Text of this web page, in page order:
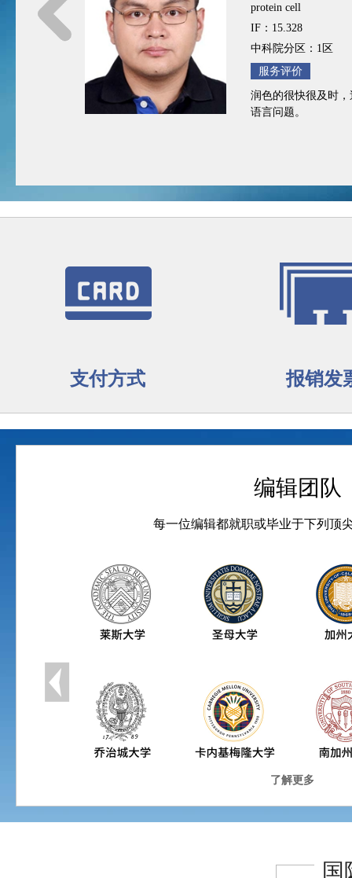
protein cell
IF：15.328
中科院分区：1区
服务评价
润色的很快很及时
语言问题。
支付方式 报销发
编辑团队
每一位编辑都就职或毕业于下列顶
了解更多
国